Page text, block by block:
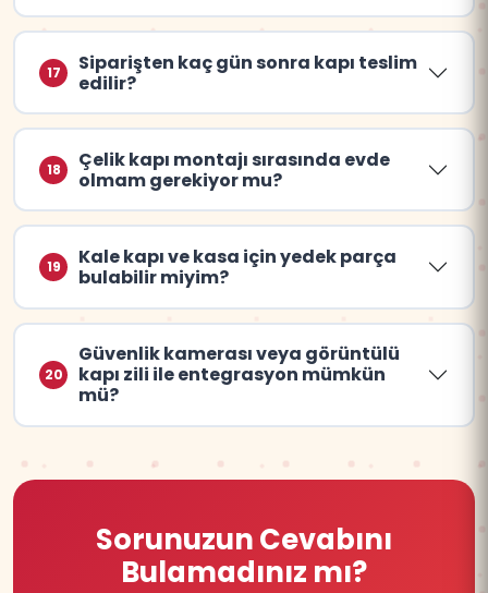
17
Siparişten kaç gün sonra kapı teslim
edilir?
18
Çelik kapı montajı sırasında evde
olmam gerekiyor mu?
19
Kale kapı ve kasa için yedek parça
bulabilir miyim?
20
Güvenlik kamerası veya görüntülü
kapı zili ile entegrasyon mümkün
mü?
Sorunuzun Cevabını
Bulamadınız mı?